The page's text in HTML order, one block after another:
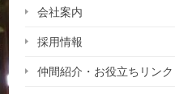
会社案内
採用情報
仲間紹介・お役立ちリンク